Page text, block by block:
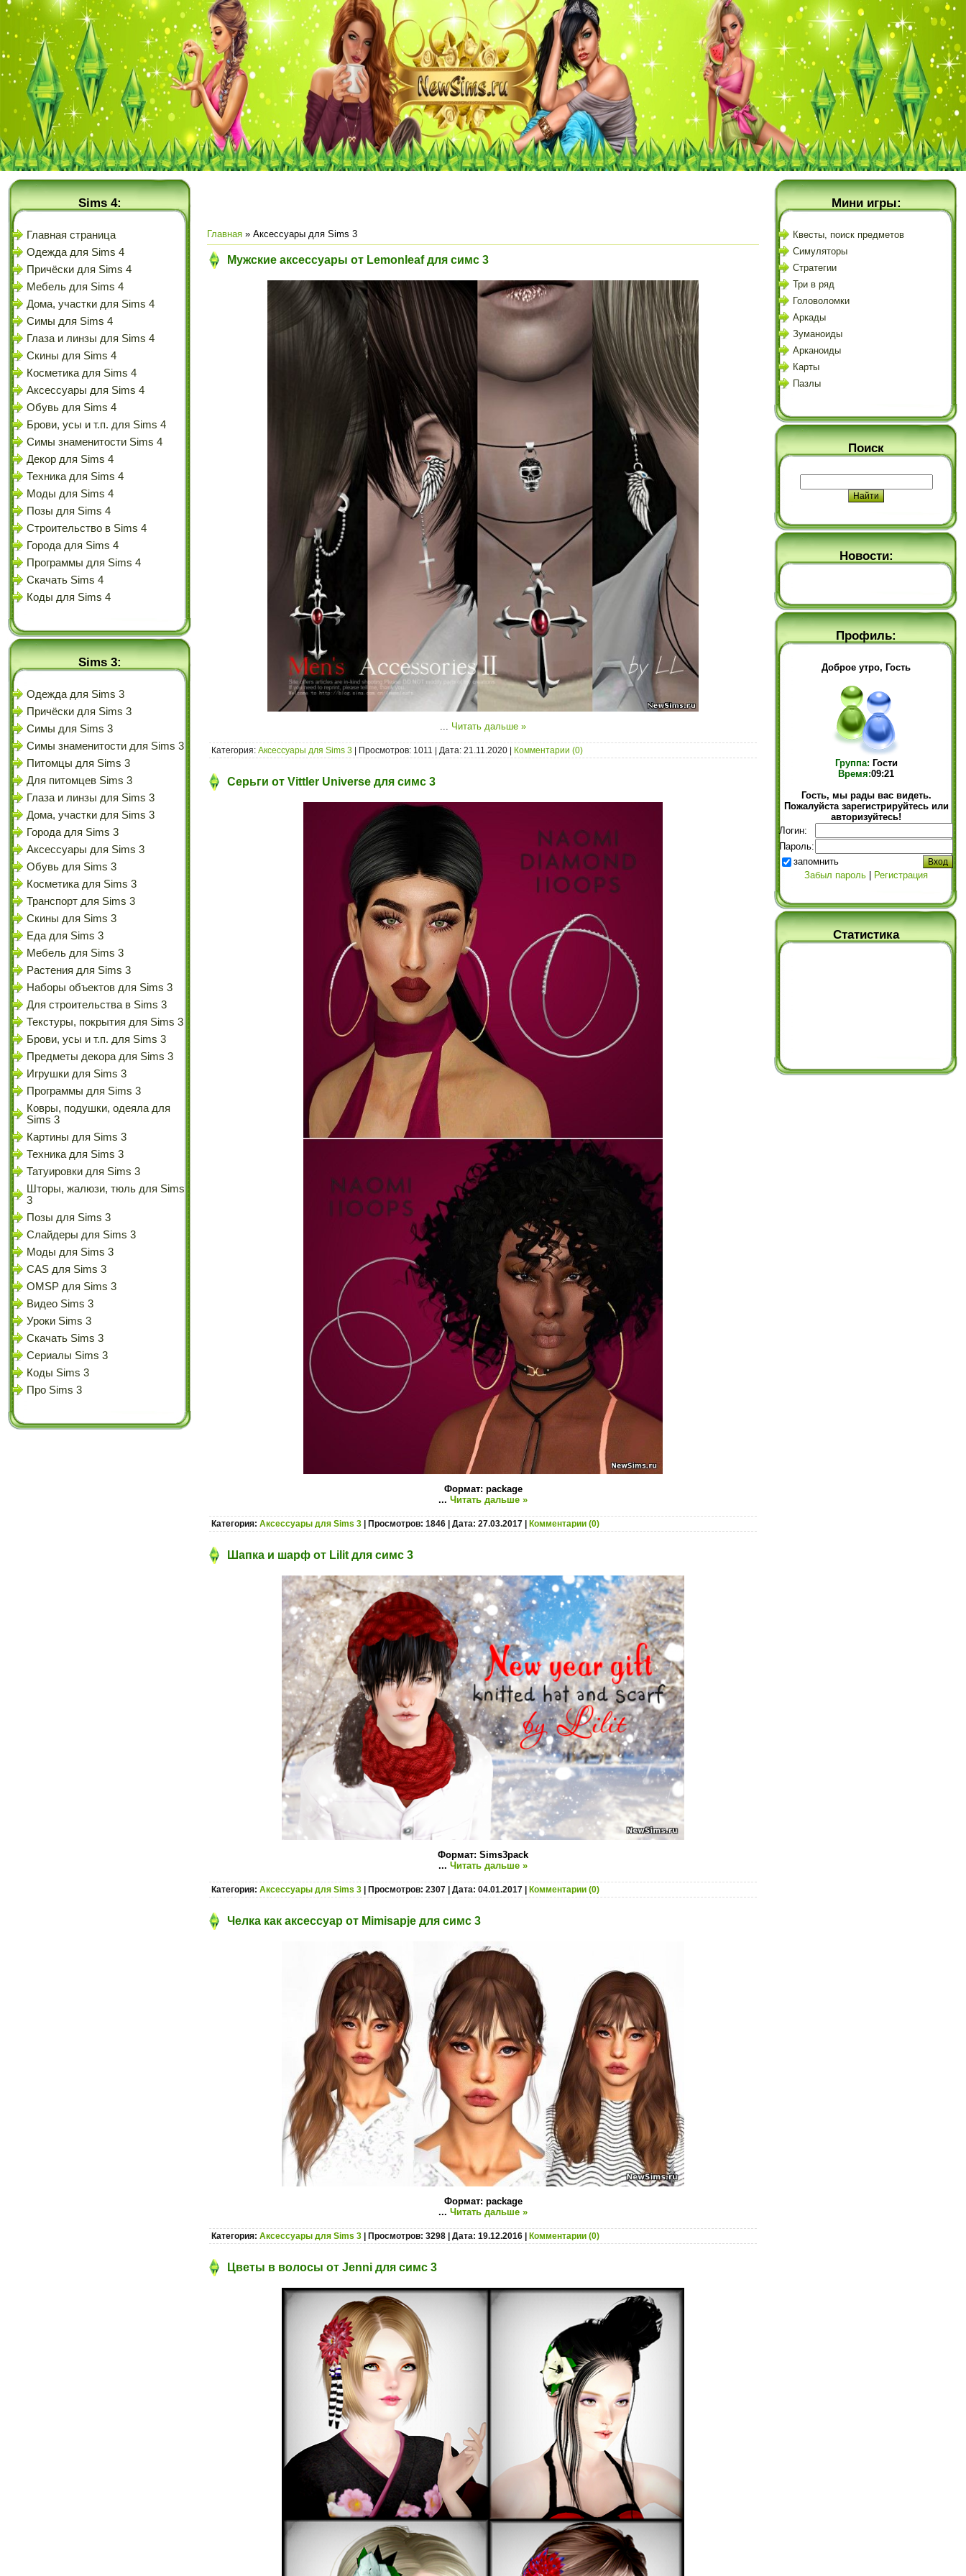
Sims 4:
Главная страница
Одежда для Sims 4
Причёски для Sims 4
Мебель для Sims 4
Дома, участки для Sims 4
Симы для Sims 4
Глаза и линзы для Sims 4
Скины для Sims 4
Косметика для Sims 4
Аксессуары для Sims 4
Обувь для Sims 4
Брови, усы и т.п. для Sims 4
Симы знаменитости Sims 4
Декор для Sims 4
Техника для Sims 4
Моды для Sims 4
Позы для Sims 4
Строительство в Sims 4
Города для Sims 4
Программы для Sims 4
Скачать Sims 4
Коды для Sims 4
Sims 3:
Одежда для Sims 3
Причёски для Sims 3
Симы для Sims 3
Симы знаменитости для Sims 3
Питомцы для Sims 3
Для питомцев Sims 3
Глаза и линзы для Sims 3
Дома, участки для Sims 3
Города для Sims 3
Аксессуары для Sims 3
Обувь для Sims 3
Косметика для Sims 3
Транспорт для Sims 3
Скины для Sims 3
Еда для Sims 3
Мебель для Sims 3
Растения для Sims 3
Наборы объектов для Sims 3
Для строительства в Sims 3
Текстуры, покрытия для Sims 3
Брови, усы и т.п. для Sims 3
Предметы декора для Sims 3
Игрушки для Sims 3
Программы для Sims 3
Ковры, подушки, одеяла для
Sims 3
Картины для Sims 3
Техника для Sims 3
Татуировки для Sims 3
Шторы, жалюзи, тюль для Sims
3
Позы для Sims 3
Слайдеры для Sims 3
Моды для Sims 3
CAS для Sims 3
OMSP для Sims 3
Видео Sims 3
Уроки Sims 3
Скачать Sims 3
Сериалы Sims 3
Коды Sims 3
Про Sims 3
Главная » Аксессуары для Sims 3
Мужские аксессуары от Lemonleaf для симс 3
Читать дальше »
Категория: Аксессуары для Sims 3 | Просмотров: 1011 | Дата: 21.11.2020 Комментарии (0)
Серьги от Vittler Universe для симс 3
Формат: package
... Читать дальше »
Категория: Аксессуары для Sims 3 | Просмотров: 1846 | Дата: 27.03.2017 Комментарии (0)
Шапка и шарф от Lilit для симс 3
Формат: Sims3pack
... Читать дальше »
Категория: Аксессуары для Sims 3 | Просмотров: 2307 | Дата: 04.01.2017 Комментарии (0)
Челка как аксессуар от Mimisapje для симс 3
Формат: package
... Читать дальше »
Категория: Аксессуары для Sims 3 | Просмотров: 3298 | Дата: 19.12.2016 Комментарии (0)
Цветы в волосы от Jenni для симс 3
Мини игры:
Квесты, поиск предметов
Симуляторы
Стратегии
Три в ряд
Головоломки
Аркады
Зуманоиды
Арканоиды
Карты
Пазлы
Поиск
Новости:
Профиль:
Доброе утро, Гость
Группа: Гости
Время:09:21
Гость, мы рады вас видеть.
Пожалуйста зарегистрируйтесь или
авторизуйтесь!
Логин:
Пароль:
запомнить
Забыл пароль
Регистрация
Статистика